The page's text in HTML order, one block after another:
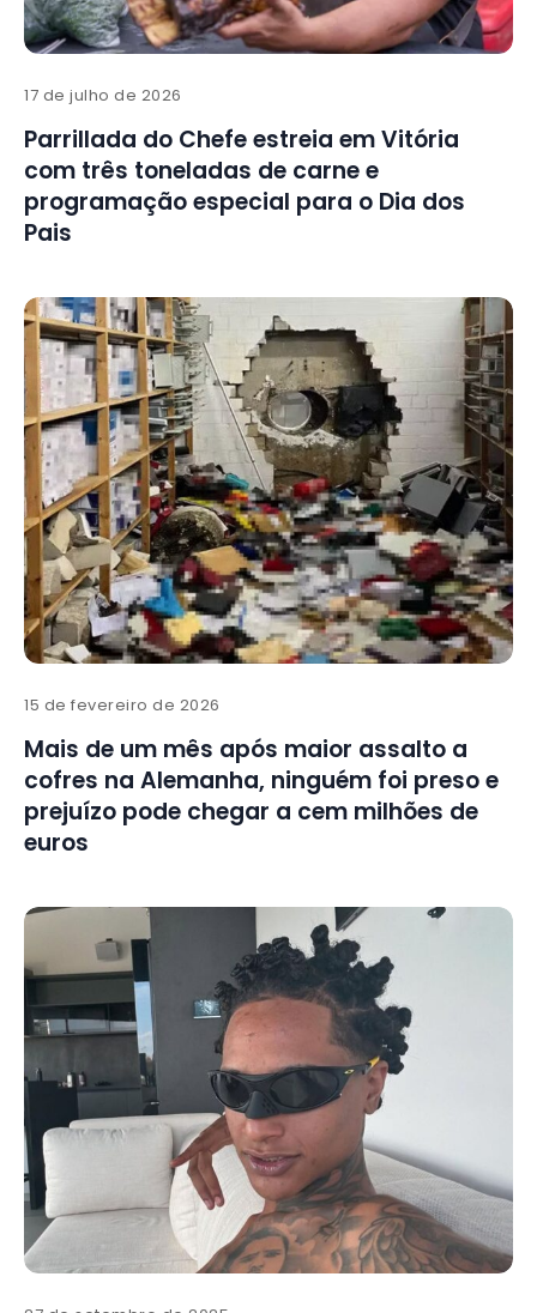
17 de julho de 2026
Parrillada do Chefe estreia em Vitória
com três toneladas de carne e
programação especial para o Dia dos
Pais
15 de fevereiro de 2026
Mais de um mês após maior assalto a
cofres na Alemanha, ninguém foi preso e
prejuízo pode chegar a cem milhões de
euros